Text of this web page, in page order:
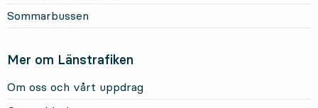
Sommarbussen
Mer om Länstrafiken
Om oss och vårt uppdrag